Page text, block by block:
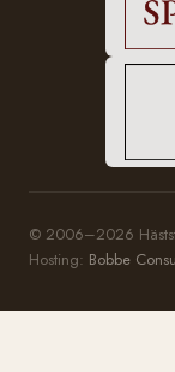
© 2006–2026
Hosting: Bobbe